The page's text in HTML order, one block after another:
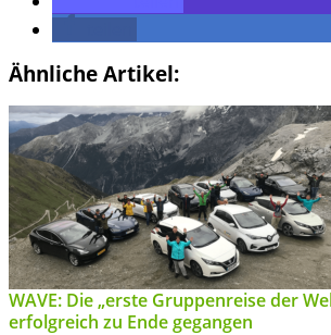
Ähnliche Artikel:
WAVE: Die „erste Gruppenreise der
erfolgreich zu Ende gegangen